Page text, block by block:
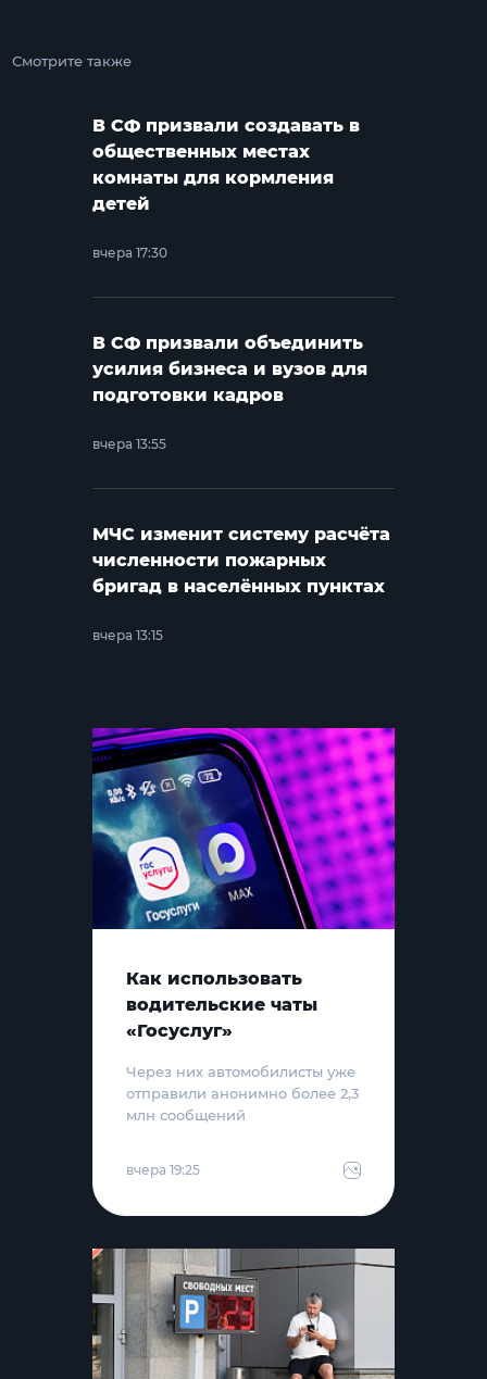
Смотрите также
В СФ призвали создавать в
общественных местах
комнаты для кормления
детей
вчера 17:30
В СФ призвали объединить
усилия бизнеса и вузов для
подготовки кадров
вчера 13:55
МЧС изменит систему расчёта
численности пожарных
бригад в населённых пунктах
вчера 13:15
Как использовать
водительские чаты
«Госуслуг»
Через них автомобилисты уже
отправили анонимно более 2,3
млн сообщений
вчера 19:25